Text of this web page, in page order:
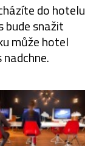
do hotelu
bude snažit
může hotel